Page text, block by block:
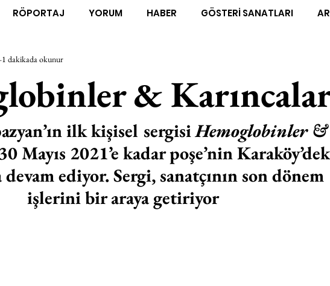
RÖPORTAJ YORUM HABER GÖSTERİ SANATLARI
YEL TOZ PORTRELER ON SORULUK SOHBETLER 500K
XXY ODAK: RESİM KIVRIM PARIS UNLIMITED
SINIRSIZ ZİYARETLER
&
1 dakikada okunur
ilk kişisel sergisi Hemoglobinler &
Mayıs 2021’e kadar poşe’nin
ediyor. Sergi, sanatçının son dönem
işlerini bir araya getiriyor